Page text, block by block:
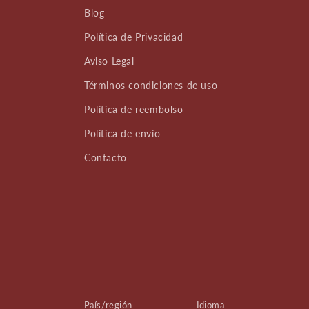
Blog
Política de Privacidad
Aviso Legal
Términos condiciones de uso
Política de reembolso
Política de envío
Contacto
País/región Idioma